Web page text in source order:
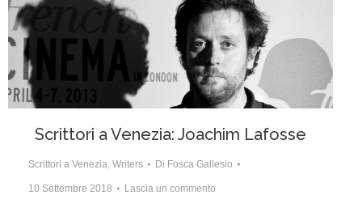
Scrittori a Venezia: Joachim Lafosse
Scrittori a Venezia Writers Di Fosca Gallesio
10 Settembre 2018 Lascia un commento